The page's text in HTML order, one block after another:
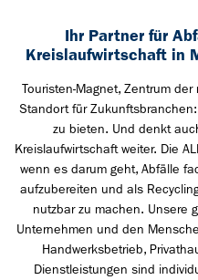
Ihr Partner für
Kreislaufwirtschaft in
Touristen-Magnet, Zentrum
Standort für
zu bieten. Und denkt
Kreislaufwirtschaft weiter. Die
wenn es darum geht, Abfälle
aufzubereiten und als
nutzbar zu machen. Unsere
Unternehmen und den
Handwerksbetrieb,
Dienstleistungen sind